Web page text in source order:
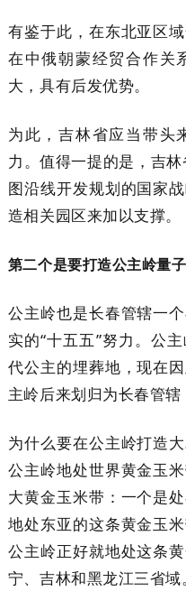
有鉴于此，在东北亚区
在中俄朝蒙经贸合作关
大，具有后发优势。
为此，吉林省应当带头
力。值得一提的是，吉
图沿线开发规划的国家
造相关园区来加以支撑。
第二个是要打造公主岭量
公主岭也是长春管辖一
实的“十五五”努力。公
代公主的埋葬地，现在
主岭后来划归为长春管辖
为什么要在公主岭打造
公主岭地处世界黄金玉
大黄金玉米带：一个是
地处东亚的这条黄金玉
公主岭正好就地处这条
宁、吉林和黑龙江三省域。